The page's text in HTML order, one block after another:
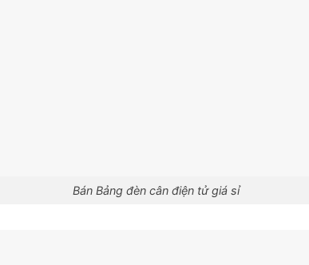
Bán Bảng đèn cân điện tử giá sỉ